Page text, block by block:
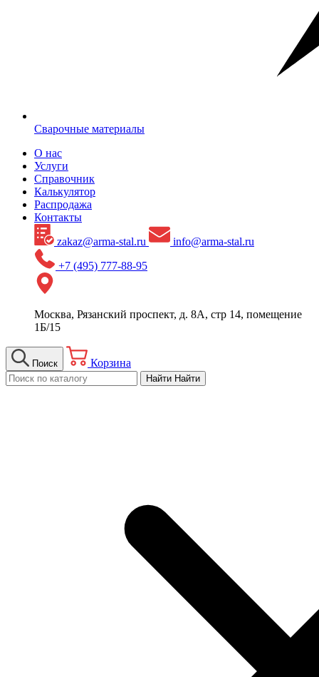
Сварочные материалы
О нас
Услуги
Справочник
Калькулятор
Распродажа
Контакты
zakaz@arma-stal.ru
info@arma-stal.ru
+7 (495) 777-88-95
Москва, Рязанский проспект, д. 8А, стр 14, помещение
1Б/15
Поиск Корзина
Найти Найти